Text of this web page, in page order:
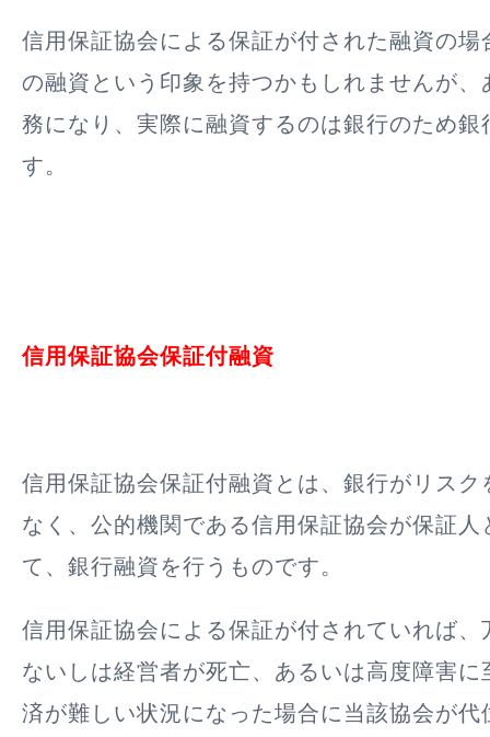
信用保証協会による保証が付された融資の場
の融資という印象を持つかもしれませんが、
務になり、実際に融資するのは銀行のため銀
す。
信用保証協会保証付融資
信用保証協会保証付融資とは、銀行がリスク
なく、 公的機関である信用保証協会が保証人
て、銀行融資を行うものです。
信用保証協会による保証が付されていれば、
ないしは経営者が死亡、あるいは高度障害に
済が難しい状況になった場合に当該協会が代